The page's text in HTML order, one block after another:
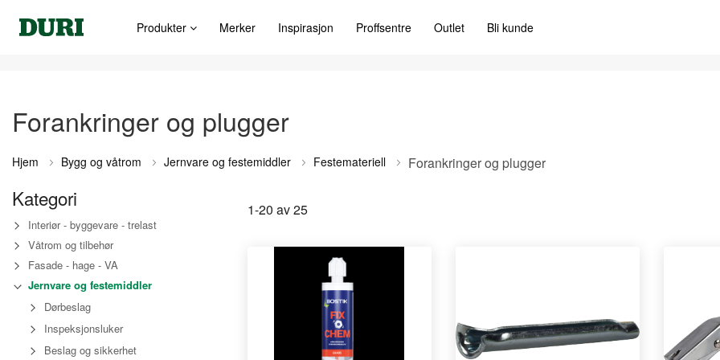
Produkter Merker Inspirasjon Proffsentre Outlet Bli kunde
Forankringer og plugger
Hjem Bygg og våtrom Jernvare og festemiddler Festemateriell Forankringer og plugger
1-20 av25
Kategori
Interiør - byggevare - trelast
Våtrom og tilbehør
Fasade - hage - VA
Jernvare og festemiddler
Dørbeslag
Inspeksjonsluker
Beslag og sikkerhet